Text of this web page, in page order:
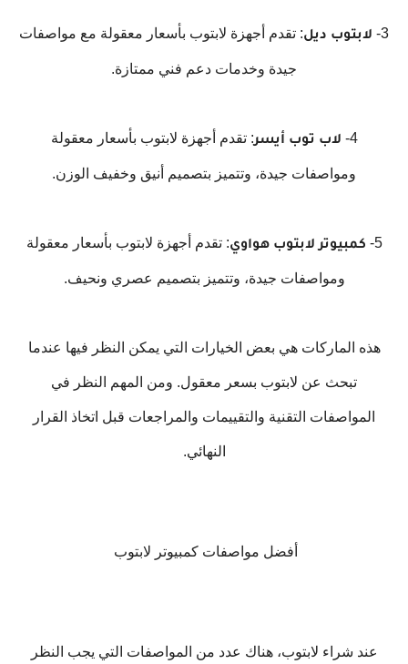
3- لابتوب ديل: تقدم أجهزة لابتوب بأسعار معقولة مع مواصفات
جيدة وخدمات دعم فني ممتازة.
4- لاب توب أيسر: تقدم أجهزة لابتوب بأسعار معقولة
ومواصفات جيدة، وتتميز بتصميم أنيق وخفيف الوزن.
5- كمبيوتر لابتوب هواوي: تقدم أجهزة لابتوب بأسعار معقولة
ومواصفات جيدة، وتتميز بتصميم عصري ونحيف.
هذه الماركات هي بعض الخيارات التي يمكن النظر فيها عندما
تبحث عن لابتوب بسعر معقول. ومن المهم النظر في
المواصفات التقنية والتقييمات والمراجعات قبل اتخاذ القرار
النهائي.
أفضل مواصفات كمبيوتر لابتوب
عند شراء لابتوب، هناك عدد من المواصفات التي يجب النظر